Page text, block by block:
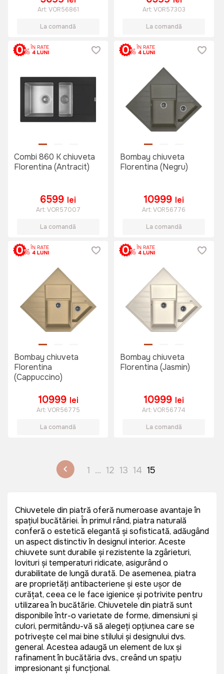
Art:VOR56861
La comandă
Art:VOR57303
La comandă
Combi 860 K chiuveta
Florentina (Antracit)
6599 lei
Art:VOR57007
La comandă
Bombay chiuveta
Florentina (Negru)
10999 lei
Art:VOR56776
La comandă
Bombay chiuveta
Florentina
(Cappuccino)
10999 lei
Art:VOR56775
La comandă
Bombay chiuveta
Florentina (Jasmin)
10999 lei
Art:VOR56774
La comandă
1 ... 12 13 14 15
Chiuvetele din piatră oferă numeroase avantaje în
spațiul bucătăriei. În primul rând, piatra naturală
conferă o estetică elegantă și sofisticată, adăugând
un aspect distinctiv în designul interior. Aceste
chiuvete sunt durabile și rezistente la zgârieturi,
lovituri și temperaturi ridicate, asigurând o
durabilitate de lungă durată. De asemenea, piatra
are proprietăți antibacteriene și este ușor de
curățat, ceea ce le face igienice și potrivite pentru
utilizarea în bucătărie. Chiuvetele din piatră sunt
disponibile într-o varietate de forme, dimensiuni și
culori, permitându-vă să alegeți opțiunea care se
potrivește cel mai bine stilului și designului dvs.
general. Acestea adaugă un element de lux și
rafinament în bucătăria dvs., creând un spațiu
impresionant și funcțional.